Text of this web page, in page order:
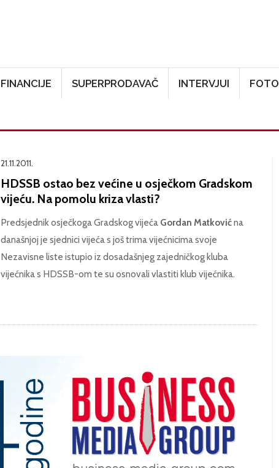
FINANCIJE SUPERPRODAVAČ INTERVJUI FOTO
21.11.2011.
HDSSB ostao bez većine u osječkom Gradskom
vijeću. Na pomolu kriza vlasti?
Predsjednik osječkoga Gradskog vijeća Gordan Matkovićna
današnjoj je sjednici vijeća s još trima vijećnicima svoje
Nezavisne liste istupio iz dosadašnjeg zajedničkog kluba
vijećnika s HDSSB-om te su osnovali vlastiti klub vijećnika.